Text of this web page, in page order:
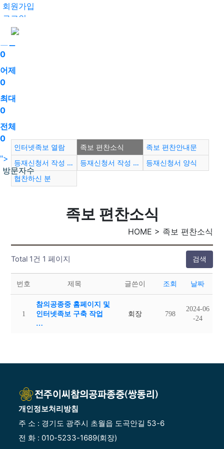
회원가입
로그인
0
어제
0
최대
0
전체
0
">
방문자수
인터넷족보 열람 족보 편찬소식
족보 편찬안내문
등재신청서 작성 요령
등재신청서 작성 견본
등재신청서 양식
협찬하신 분
족보 편찬소식
HOME > 족보 편찬소식
Total 1건 1 페이지 검색
번호 제목 글쓴이 조회 날짜
1
참의공종중 홈페이지 및
인터넷족보 구축 작업
…
회장 798
2024-06
-24
개인정보처리방침
주 소 : 경기도 광주시 초월읍 도곡안길 53-6
전 화 : 010-5233-1689(회장)